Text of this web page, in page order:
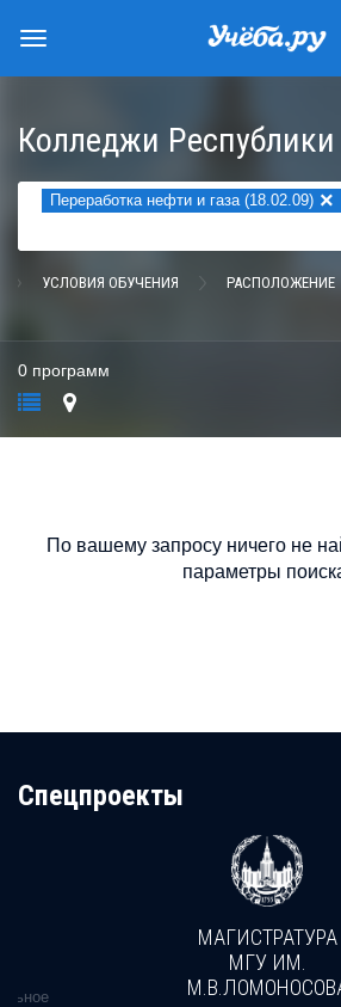
Колледжи
Переработка нефти и газа (18.02.09) ×
УСЛОВИЯ ОБУЧЕНИЯ РАСПОЛОЖЕНИЕ
0 программ
По вашему запросу ничего не
параметры
Cпецпроекты
МАГИСТРАТУРА
МГУ ИМ.